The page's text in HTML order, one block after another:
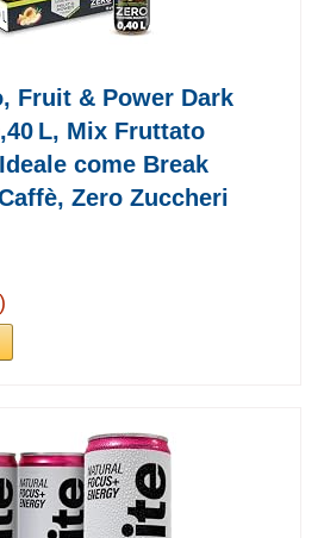
Fruit & Power Dark
L, Mix Fruttato
come Break
Zero Zuccheri